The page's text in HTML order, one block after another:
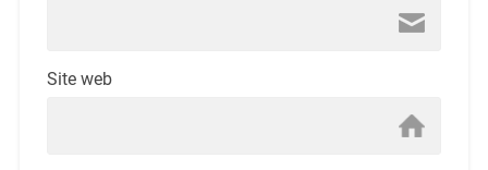
Site web